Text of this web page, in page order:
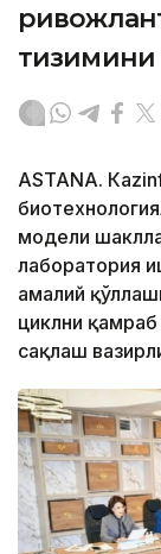
ASTANА.
модели
лаборатория
амалий
циклни
сақлаш